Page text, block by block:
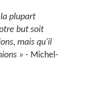
plupart
but soit
mais qu'il
» - Michel-